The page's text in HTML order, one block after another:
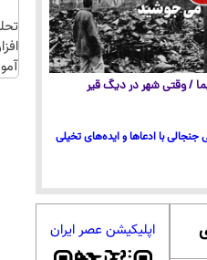
/ وقتی شهر در دیگ قیر
با ادعاها و ایده‌های تخیلی
اپلیکیشن عصر ایران